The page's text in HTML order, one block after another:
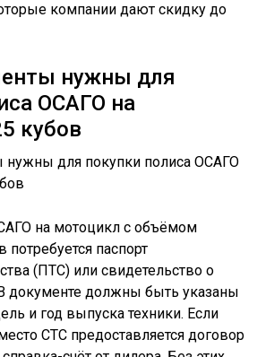
компании дают скидку до
нужны для
ОСАГО на
кубов
на мотоцикл с объёмом
потребуется паспорт
(ПТС) или свидетельство о
документе должны быть указаны
и год выпуска техники. Если
СТС предоставляется договор